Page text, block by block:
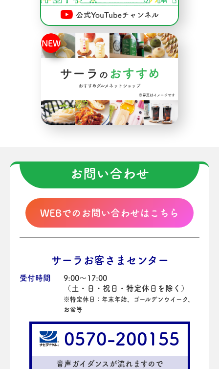
お問い合わせ
WEBでのお問い合わせはこちら
サーラお客さまセンター
受付時間
9:00～17:00
（土・日・祝日・特定休日を除く）
※特定休日：年末年始、ゴールデンウイーク、
お盆等
0570-200155
音声ガイダンスが流れますので